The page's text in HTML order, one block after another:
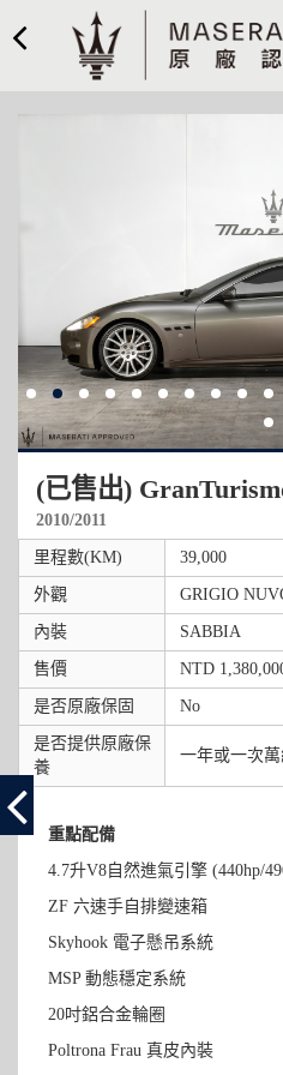
(已售出)
2010/2011
里程數(KM) 39,000
外觀 GRIGIO
內裝 SABBIA
售價 NTD
是否原廠保固 No
是否提供原廠保
養
一年或一次
重點配備
4.7升V8自然進氣引擎 (440hp/
ZF 六速手自排變速箱
Skyhook 電子懸吊系統
MSP 動態穩定系統
20吋鋁合金輪圈
Poltrona Frau 真皮內裝